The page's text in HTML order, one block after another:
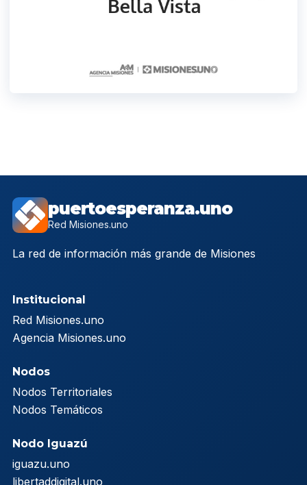
puertoesperanza.uno
Red Misiones.uno
La red de información más grande de Misiones
Institucional
Red Misiones.uno
Agencia Misiones.uno
Nodos
Nodos Territoriales
Nodos Temáticos
Nodo Iguazú
iguazu.uno
libertaddigital.uno